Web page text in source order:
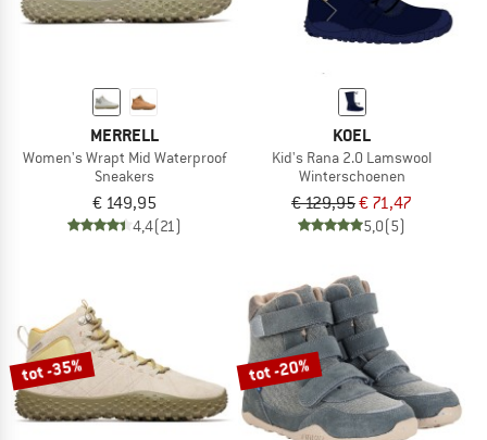
MERRELL
Women's Wrapt Mid Waterproof
Sneakers
€ 149,95
4,4(21)
KOEL
Kid's Rana 2.0 Lamswool
Winterschoenen
€ 129,95€ 71,47
5,0(5)
tot -35% tot -20%